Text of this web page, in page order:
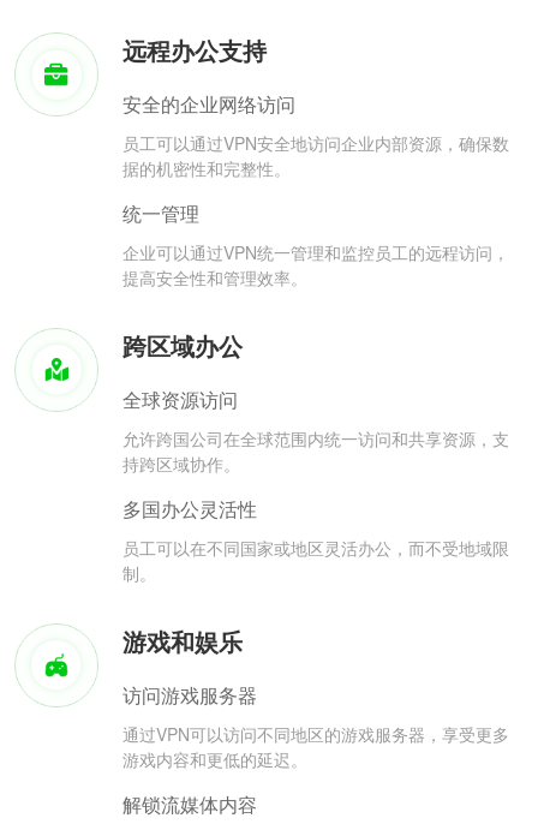
远程办公支持
安全的企业网络访问
员工可以通过VPN安全地访问企业内部资源，确保数
据的机密性和完整性。
统一管理
企业可以通过VPN统一管理和监控员工的远程访问，
提高安全性和管理效率。
跨区域办公
全球资源访问
允许跨国公司在全球范围内统一访问和共享资源，支
持跨区域协作。
多国办公灵活性
员工可以在不同国家或地区灵活办公，而不受地域限
制。
游戏和娱乐
访问游戏服务器
通过VPN可以访问不同地区的游戏服务器，享受更多
游戏内容和更低的延迟。
解锁流媒体内容